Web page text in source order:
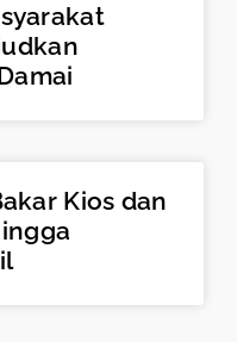
Kios dan